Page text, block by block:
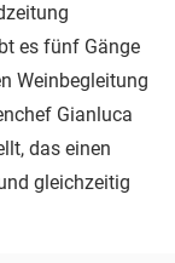
es fünf Gänge
Weinbegleitung
Gianluca
das einen
gleichzeitig